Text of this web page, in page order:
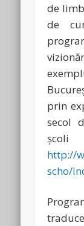
de
de
prin
secol
http://
scho/